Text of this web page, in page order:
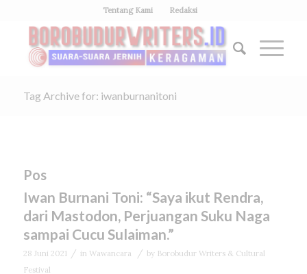
Tentang Kami Redaksi
Tag Archive for: iwanburnanitoni
Pos
Iwan Burnani Toni: “Saya ikut Rendra,
dari Mastodon, Perjuangan Suku Naga
sampai Cucu Sulaiman.”
28 Juni 2021 / in Wawancara / by Borobudur Writers & Cultural
Festival